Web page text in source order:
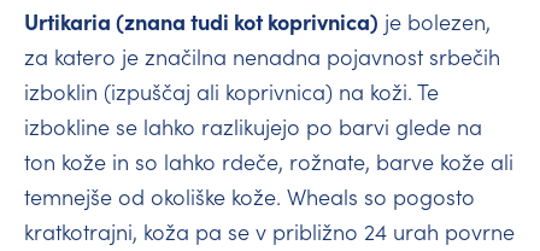
Urtikaria (znana tudi kot koprivnica) je bolezen,
za katero je značilna nenadna pojavnost srbečih
izboklin (izpuščaj ali koprivnica) na koži. Te
izbokline se lahko razlikujejo po barvi glede na
ton kože in so lahko rdeče, rožnate, barve kože ali
temnejše od okoliške kože. Wheals so pogosto
kratkotrajni, koža pa se v približno 24 urah povrne